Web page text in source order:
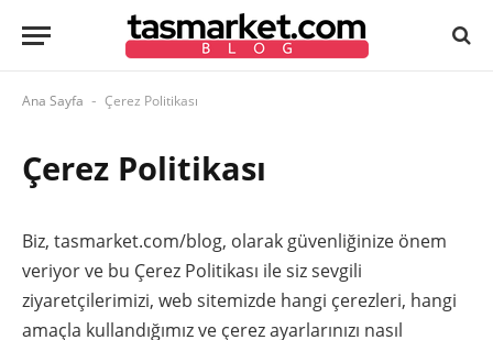
Ana Sayfa - Çerez Politikası
Çerez Politikası
Biz, tasmarket.com/blog, olarak güvenliğinize önem
veriyor ve bu Çerez Politikası ile siz sevgili
ziyaretçilerimizi, web sitemizde hangi çerezleri, hangi
amaçla kullandığımız ve çerez ayarlarınızı nasıl